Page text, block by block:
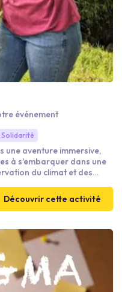
événement
Solidarité
une aventure immersive,
à s'embarquer dans une
du climat et des
repérer
résoudre des énigmes
Découvrir cette activité